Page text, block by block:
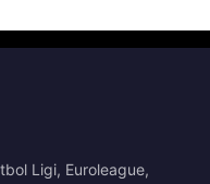
Ligi, Euroleague,